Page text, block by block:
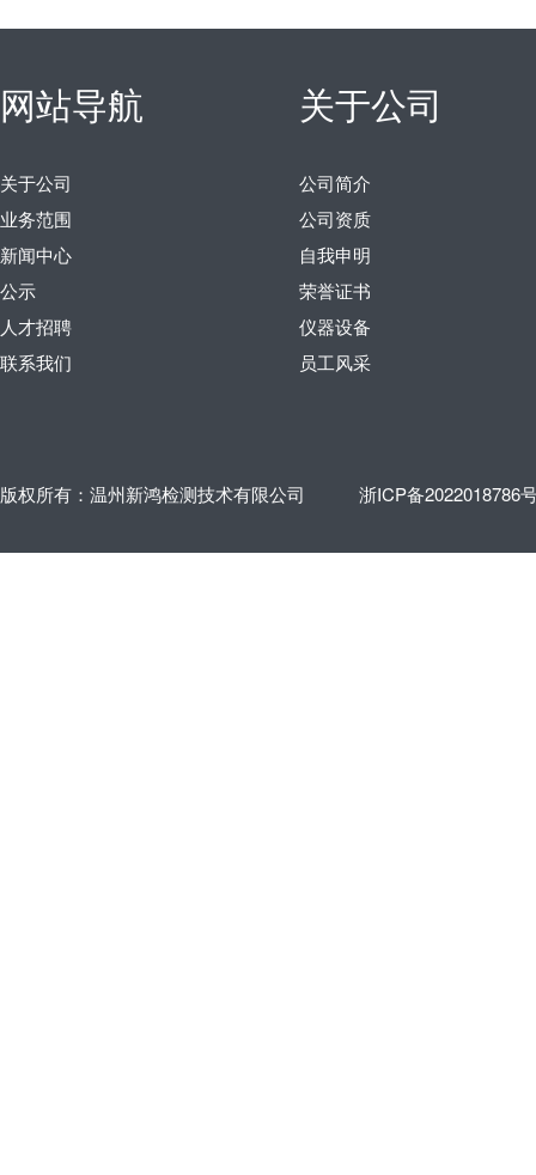
网站导航
关于公司
业务范围
新闻中心
公示
人才招聘
联系我们
关于公司
公司简介
公司资质
自我申明
荣誉证书
仪器设备
员工风采
版权所有：温州新鸿检测技术有限公司 浙ICP备2022018786